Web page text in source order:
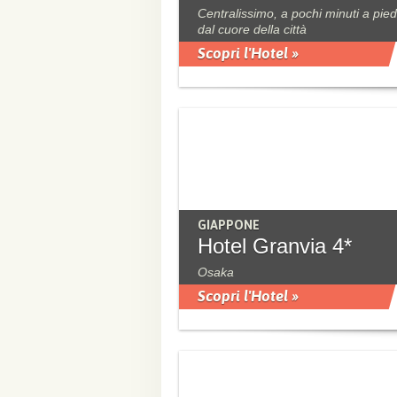
Centralissimo, a pochi minuti a
dal cuore della città
Scopri l'Hotel »
GIAPPONE
Hotel Granvia 4*
Osaka
Scopri l'Hotel »